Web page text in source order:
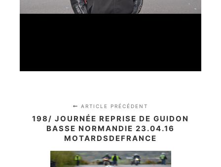
ARTICLE PRÉCÉDENT
198/ JOURNÉE REPRISE DE GUIDON
BASSE NORMANDIE 23.04.16
MOTARDSDEFRANCE